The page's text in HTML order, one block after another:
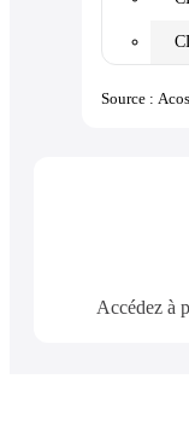
Source :
Accédez à